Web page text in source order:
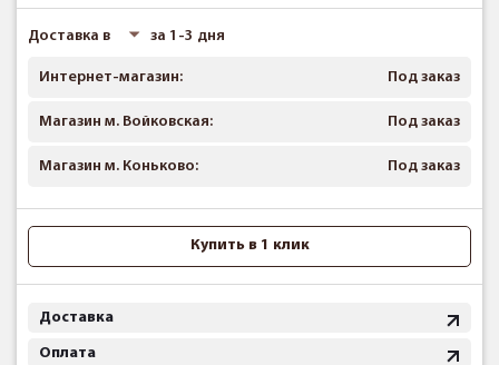
Доставка в за 1-3 дня
Интернет-магазин: Под заказ
Магазин м. Войковская: Под заказ
Магазин м. Коньково: Под заказ
Купить в 1 клик
Доставка
Оплата